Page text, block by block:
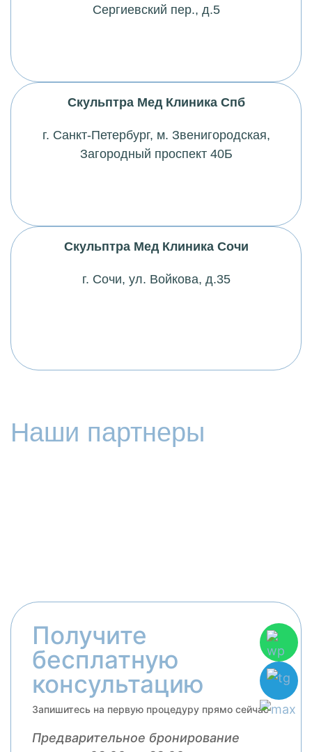
Сергиевский пер., д.5
Скульптра Мед Клиника Спб
г. Санкт-Петербург, м. Звенигородская,
Загородный проспект 40Б
Скульптра Мед Клиника Сочи
г. Сочи, ул. Войкова, д.35
Наши партнеры
Получите
бесплатную
консультацию
Запишитесь на первую процедуру прямо сейчас
Предварительное бронирование